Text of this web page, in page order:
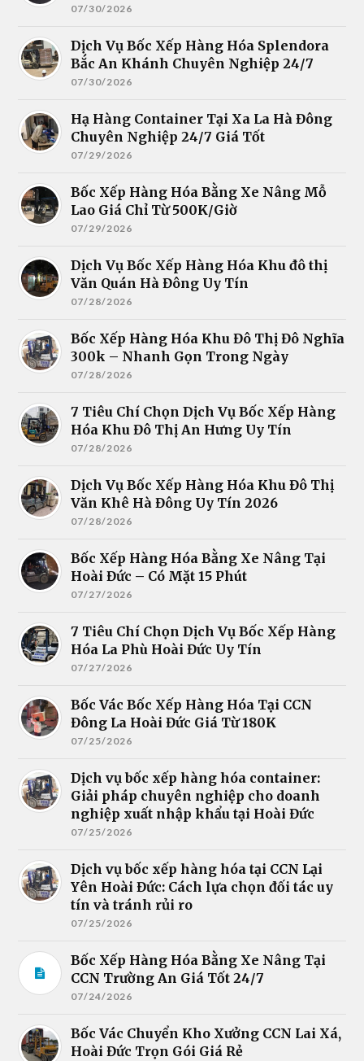
07/30/2026
Dịch Vụ Bốc Xếp Hàng Hóa Splendora
Bắc An Khánh Chuyên Nghiệp 24/7
07/30/2026
Hạ Hàng Container Tại Xa La Hà Đông
Chuyên Nghiệp 24/7 Giá Tốt
07/29/2026
Bốc Xếp Hàng Hóa Bằng Xe Nâng Mỗ
Lao Giá Chỉ Từ 500K/Giờ
07/29/2026
Dịch Vụ Bốc Xếp Hàng Hóa Khu đô thị
Văn Quán Hà Đông Uy Tín
07/28/2026
Bốc Xếp Hàng Hóa Khu Đô Thị Đô Nghĩa
300k – Nhanh Gọn Trong Ngày
07/28/2026
7 Tiêu Chí Chọn Dịch Vụ Bốc Xếp Hàng
Hóa Khu Đô Thị An Hưng Uy Tín
07/28/2026
Dịch Vụ Bốc Xếp Hàng Hóa Khu Đô Thị
Văn Khê Hà Đông Uy Tín 2026
07/28/2026
Bốc Xếp Hàng Hóa Bằng Xe Nâng Tại
Hoài Đức – Có Mặt 15 Phút
07/27/2026
7 Tiêu Chí Chọn Dịch Vụ Bốc Xếp Hàng
Hóa La Phù Hoài Đức Uy Tín
07/27/2026
Bốc Vác Bốc Xếp Hàng Hóa Tại CCN
Đông La Hoài Đức Giá Từ 180K
07/25/2026
Dịch vụ bốc xếp hàng hóa container:
Giải pháp chuyên nghiệp cho doanh
nghiệp xuất nhập khẩu tại Hoài Đức
07/25/2026
Dịch vụ bốc xếp hàng hóa tại CCN Lại
Yên Hoài Đức: Cách lựa chọn đối tác uy
tín và tránh rủi ro
07/25/2026
Bốc Xếp Hàng Hóa Bằng Xe Nâng Tại
CCN Trường An Giá Tốt 24/7
07/24/2026
Bốc Vác Chuyển Kho Xưởng CCN Lai Xá,
Hoài Đức Trọn Gói Giá Rẻ